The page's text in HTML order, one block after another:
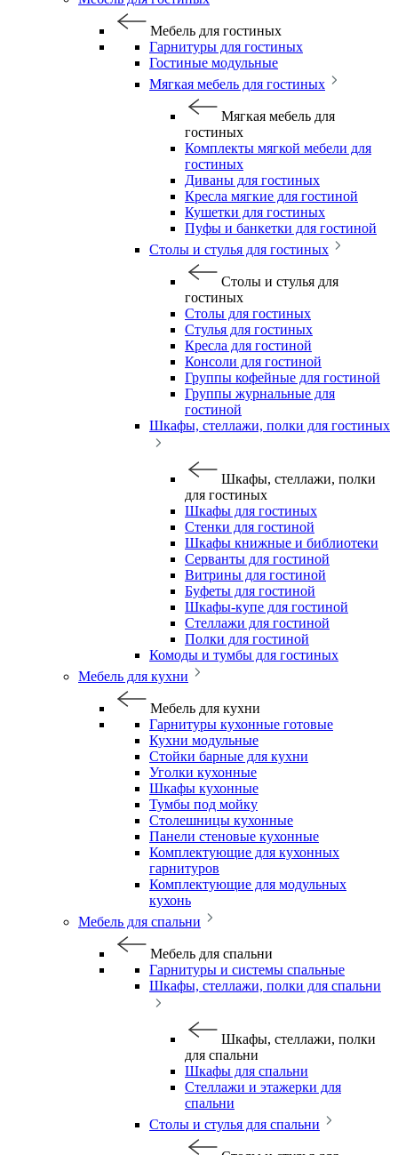
Мебель для гостиных
Гарнитуры для гостиных
Гостиные модульные
Мягкая мебель для гостиных
Мягкая мебель для
гостиных
Комплекты мягкой мебели для
гостиных
Диваны для гостиных
Кресла мягкие для гостиной
Кушетки для гостиных
Пуфы и банкетки для гостиной
Столы и стулья для гостиных
Столы и стулья для
гостиных
Столы для гостиных
Стулья для гостиных
Кресла для гостиной
Консоли для гостиной
Группы кофейные для гостиной
Группы журнальные для
гостиной
Шкафы, стеллажи, полки для гостиных
Шкафы, стеллажи, полки
для гостиных
Шкафы для гостиных
Стенки для гостиной
Шкафы книжные и библиотеки
Серванты для гостиной
Витрины для гостиной
Буфеты для гостиной
Шкафы-купе для гостиной
Стеллажи для гостиной
Полки для гостиной
Комоды и тумбы для гостиных
Мебель для кухни
Мебель для кухни
Гарнитуры кухонные готовые
Кухни модульные
Стойки барные для кухни
Уголки кухонные
Шкафы кухонные
Тумбы под мойку
Столешницы кухонные
Панели стеновые кухонные
Комплектующие для кухонных
гарнитуров
Комплектующие для модульных
кухонь
Мебель для спальни
Мебель для спальни
Гарнитуры и системы спальные
Шкафы, стеллажи, полки для спальни
Шкафы, стеллажи, полки
для спальни
Шкафы для спальни
Стеллажи и этажерки для
спальни
Столы и стулья для спальни